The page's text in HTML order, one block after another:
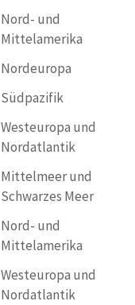
Nord- und
Mittelamerika
Nordeuropa
Südpazifik
Westeuropa und
Nordatlantik
Mittelmeer und
Schwarzes Meer
Nord- und
Mittelamerika
Westeuropa und
Nordatlantik